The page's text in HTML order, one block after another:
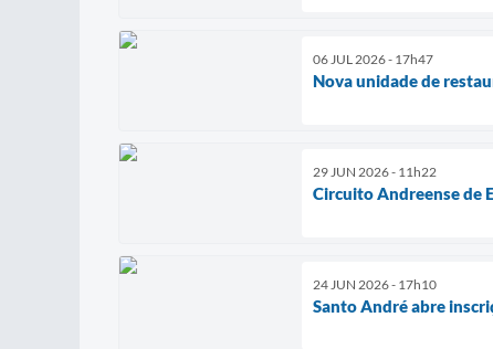
06 JUL 2026 - 17h47
Nova unidade de
29 JUN 2026 - 11h22
Circuito Andreense de
24 JUN 2026 - 17h10
Santo André abre